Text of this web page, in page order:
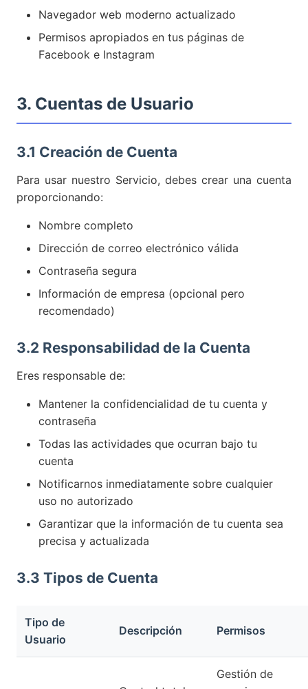
Navegador web moderno actualizado
Permisos apropiados en tus páginas de
Facebook e Instagram
3. Cuentas de Usuario
3.1 Creación de Cuenta
Para usar nuestro Servicio, debes crear una cuenta
proporcionando:
Nombre completo
Dirección de correo electrónico válida
Contraseña segura
Información de empresa (opcional pero
recomendado)
3.2 Responsabilidad de la Cuenta
Eres responsable de:
Mantener la confidencialidad de tu cuenta y
contraseña
Todas las actividades que ocurran bajo tu
cuenta
Notificarnos inmediatamente sobre cualquier
uso no autorizado
Garantizar que la información de tu cuenta sea
precisa y actualizada
3.3 Tipos de Cuenta
Tipo de
Usuario
Descripción Permisos
Gestión de